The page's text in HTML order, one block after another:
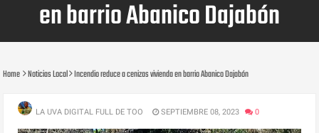
en barrio Abanico Dajabón
Home Noticias Local Incendio reduce a cenizas vivienda en barrio Abanico Dajabón
LA UVA DIGITAL FULL DE TOO SEPTIEMBRE 08, 2023 0